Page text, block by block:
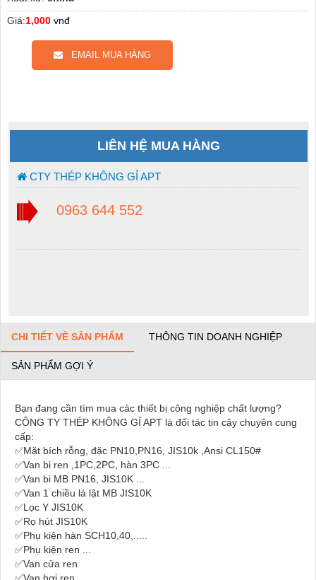
Giá:1,000 vnđ
EMAIL MUA HÀNG
LIÊN HỆ MUA HÀNG
CTY THÉP KHÔNG GỈ APT
0963 644 552
CHI TIẾT VỀ SẢN PHẨM THÔNG TIN DOANH NGHIỆP
SẢN PHẨM GỢI Ý
Bạn đang cần tìm mua các thiết bị công nghiệp chất lượng?
CÔNG TY THÉP KHÔNG GỈ APT là đối tác tin cậy chuyên cung
cấp:
✅Mặt bích rỗng, đặc PN10,PN16, JIS10k ,Ansi CL150#
✅Van bi ren ,1PC,2PC, hàn 3PC ...
✅Van bi MB PN16, JIS10K ...
✅Van 1 chiều lá lật MB JIS10K
✅Lọc Y JIS10K
✅Rọ hút JIS10K
✅Phụ kiện hàn SCH10,40,.....
✅Phụ kiện ren ...
✅Van cửa ren
✅Van hơi ren,